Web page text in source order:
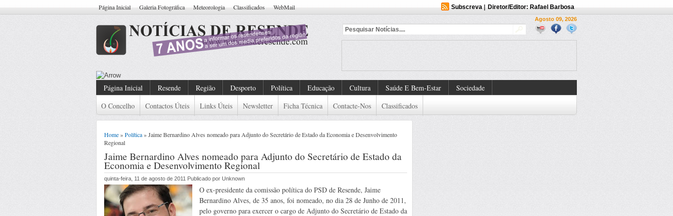
Página Inicial Galeria Fotográfica Meteorologia Classificados WebMail Subscreva| Diretor/Editor: Rafael Barbosa
Agosto 09, 2026
Página Inicial Resende Região Desporto Política Educação Cultura Saúde E Bem-Estar
Sociedade
O Concelho
Contactos Úteis Links Úteis Newsletter Ficha Técnica Contacte-Nos Classificados
Home»Política» Jaime Bernardino Alves nomeado para Adjunto do Secretário de Estado da Economia e Desenvolvimento
Regional
Jaime Bernardino Alves nomeado para Adjunto do Secretário de Estado da
Economia e Desenvolvimento Regional
quinta-feira, 11 de agosto de 2011 Publicado por Unknown
O ex-presidente da comissão política do PSD de Resende, Jaime
Bernardino Alves, de 35 anos, foi nomeado, no dia 28 de Junho de 2011,
pelo governo para exercer o cargo de Adjunto do Secretário de Estado da